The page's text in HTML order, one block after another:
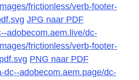
frictionless/verb-footer-
JPG naar PDF
adobecom.aem.live/dc-
frictionless/verb-footer-
PNG naar PDF
dc--adobecom.aem.page/dc-